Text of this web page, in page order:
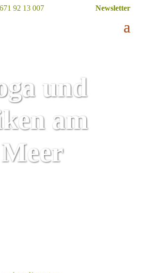
92 13 007 Newsletter
und
am
Meer